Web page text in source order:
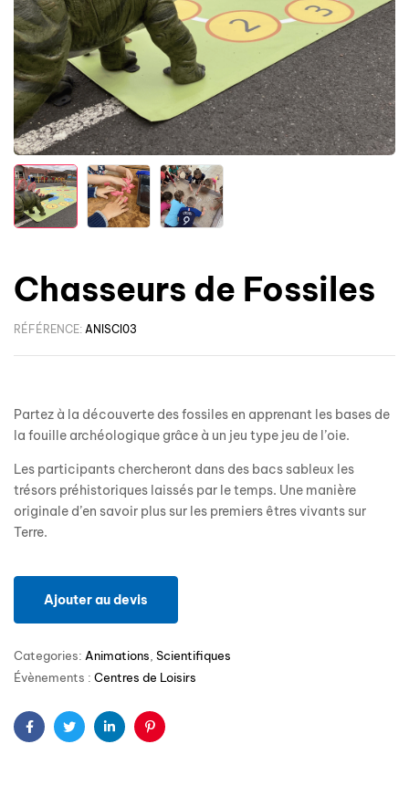
Chasseurs de Fossiles
RÉFÉRENCE: ANISCI03
Partez à la découverte des fossiles en apprenant les bases de
la fouille archéologique grâce à un jeu type jeu de l’oie.
Les participants chercheront dans des bacs sableux les
trésors préhistoriques laissés par le temps. Une manière
originale d’en savoir plus sur les premiers êtres vivants sur
Terre.
Ajouter au devis
Categories: Animations Scientifiques
Évènements : Centres de Loisirs
FacebookTwitterLinkedinPinterest